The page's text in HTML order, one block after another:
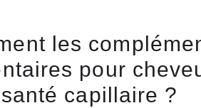
les
pour
capillaire ?